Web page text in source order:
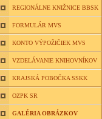
REGIONÁLNE KNIŽNICE BBSK
FORMULÁR MVS
KONTO VÝPOŽIČIEK MVS
VZDELÁVANIE KNIHOVNÍKOV
KRAJSKÁ POBOČKA SSKK
OZPK SR
GALÉRIA OBRÁZKOV